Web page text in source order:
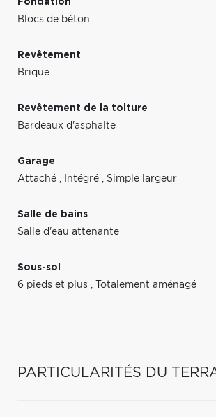
Fondation
Blocs de béton
Revêtement
Brique
Revêtement de la toiture
Bardeaux d'asphalte
Garage
Attaché , Intégré , Simple largeur
Salle de bains
Salle d'eau attenante
Sous-sol
6 pieds et plus , Totalement aménagé
PARTICULARITÉS DU